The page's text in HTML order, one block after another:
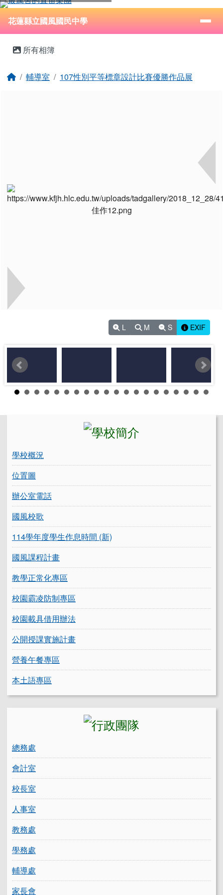
跳至主內容區
花蓮縣立國風國民中學
⏸
導覽列
花蓮縣立國風國民中學
所有相簿
回首頁
輔導室 107性別平等標章設計比賽優勝作品展
L M S EXIF
學校概況
位置圖
辦公室電話
國風校歌
114學年度學生作息時間 (新)
國風課程計畫
教學正常化專區
校園霸凌防制專區
校園載具借用辦法
公開授課實施計畫
營養午餐專區
本土語專區
總務處
會計室
校長室
人事室
教務處
學務處
輔導處
家長會